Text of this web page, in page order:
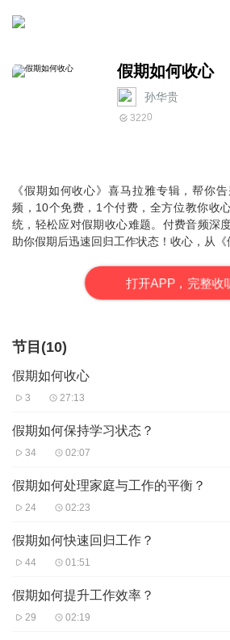
假期如何收心
孙华贵
3220
《假期如何收心》喜马拉雅专辑，帮你
频，10个免费，1个付费，全方位教你收
统，轻松应对假期收心难题。付费音频深
助你假期后迅速回归工作状态！收心，从《
打开APP，完整收
节目(10)
假期如何收心
3 27:13
假期如何保持学习状态？
34 02:07
假期如何处理家庭与工作的平衡？
24 02:23
假期如何快速回归工作？
44 01:51
假期如何提升工作效率？
29 02:19